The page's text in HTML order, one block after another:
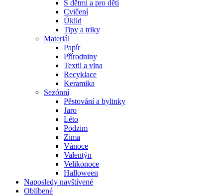
S dětmi a pro děti
Cvičení
Úklid
Tipy a triky
Materiál
Papír
Přírodniny
Textil a vlna
Recyklace
Keramika
Sezónní
Pěstování a bylinky
Jaro
Léto
Podzim
Zima
Vánoce
Valentýn
Velikonoce
Halloween
Naposledy navštívené
Oblíbené